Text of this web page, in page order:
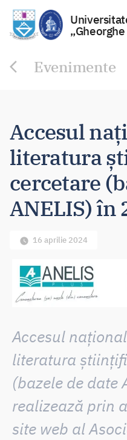
Evenimente
Accesul
literatura
cercetare
ANELIS) în
16 aprilie 2024
Accesul
literatura
(bazele de date
realizează prin
site web al